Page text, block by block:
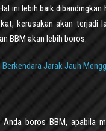
ini lebih baik dibandingkan
kerusakan akan terjadi
BBM akan lebih boros.
Berkendara Jarak Jauh
Anda boros BBM, apabila